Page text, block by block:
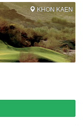
KHON KAEN